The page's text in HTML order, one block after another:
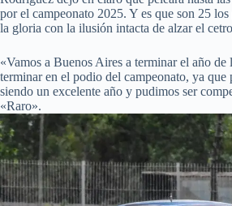
por el campeonato 2025. Y es que son 25
la gloria con la ilusión intacta de alzar el
«Vamos a Buenos Aires a terminar el año de
terminar en el podio del campeonato, ya que
siendo un excelente año y pudimos ser
«Raro».